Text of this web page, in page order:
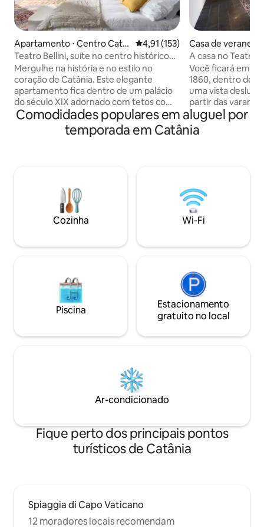
Apartamento ⋅ Centro Cata
nia
4,91 de uma avaliação média de
4,91 (153)
Teatro Bellini, suíte no centro histórico
[Alcova L.]
Mergulhe na história e no estilo no
coração de Catânia. Este elegante
apartamento fica dentro de um palácio
do século XIX adornado com tetos com
afrescos originais, uma rara chance de
ficar em algum lugar verdadeiramente
mercado de peixe e do Teatro Bellini,
você está perfeitamente posicionado
para experimentar a autêntica Catânia.
Estacionamento privativo disponível
Casa de veraneio
Catania
A casa no
Catânia.
Você ficará em
1860, dentro de
uma vista
partir das
luz vai te surpreender. Você
centro histórico
de interesse
apresentam a
melhor forma
esta casa, ficará
felizes com você.
Comodidades populares em aluguel por
temporada em Catânia
Cozinha Wi-Fi
Piscina
Estacionamento
gratuito no local
Ar-condicionado
Fique perto dos principais pontos
turísticos de Catânia
Spiaggia di Capo Vaticano
12 moradores locais recomendam